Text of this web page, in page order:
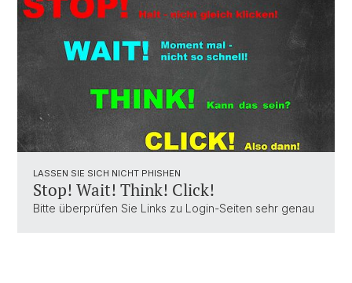
LASSEN SIE SICH NICHT PHISHEN
Stop! Wait! Think! Click!
Bitte überprüfen Sie Links zu Login-Seiten sehr genau